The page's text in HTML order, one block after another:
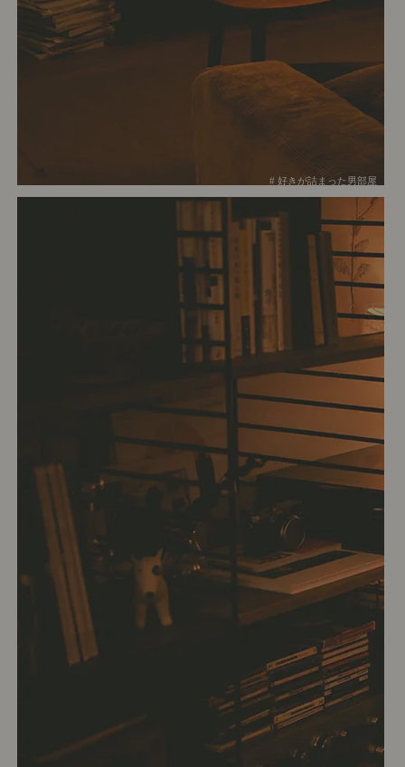
# 好きが詰まった男部屋